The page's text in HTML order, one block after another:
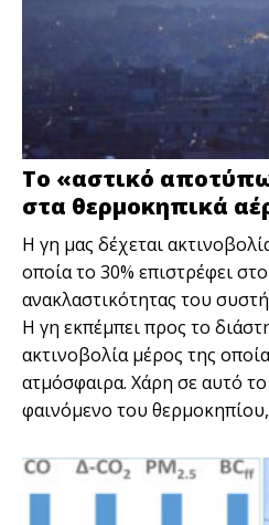
Το «αστικό
στα θερμοκηπικά
Η γη μας δέχεται
οποία το 30% επιστρέφει
ανακλαστικότητας του
Η γη εκπέμπει προς το
ακτινοβολία μέρος της
ατμόσφαιρα. Χάρη σε αυτό
φαινόμενο του